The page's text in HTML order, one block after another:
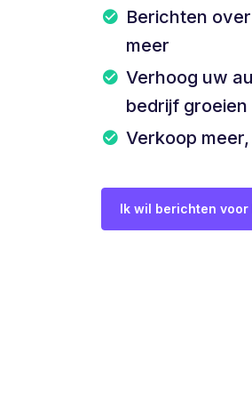
Berichten
meer
Verhoog uw
bedrijf groeien
Verkoop
Ik wil berichten voor